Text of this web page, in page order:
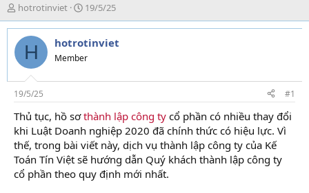
T
h
r
e
d
s
t
a
r
t
e
r
hotrotinviet
N
g
à
y
g
i
19/5/25
H hotrotinviet
Member
19/5/25 #1
Thủ tục, hồ sơthành lập công ty cổ phần có nhiều thay đổi
khi Luật Doanh nghiệp 2020 đã chính thức có hiệu lực. Vì
thế, trong bài viết này, dịch vụ thành lập công ty của Kế
Toán Tín Việt sẽ hướng dẫn Quý khách thành lập công ty
cổ phần theo quy định mới nhất.